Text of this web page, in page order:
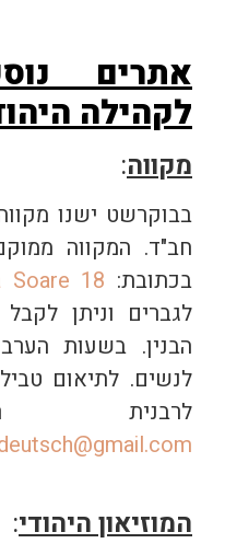
אתרים
לקהילה
מקווה:
בבוקרשט ישנו
חב"ד. המקווה
בכתובת: Soare 18
לגברים וניתן
הבנין. בשעות
לנשים. לתיאום
לרבנית
המוזיאון היהודי: